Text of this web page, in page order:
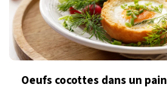
Oeufs cocottes dans un pain